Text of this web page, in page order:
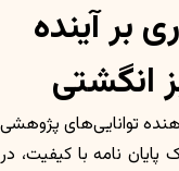
بر آینده
انگشتی
توانایی‌های پژوهشی
نامه با کیفیت، در